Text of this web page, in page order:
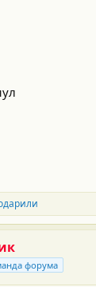
форума